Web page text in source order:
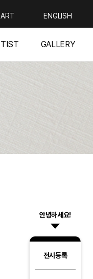
ENGLISH
GALLERY
안녕하세요!
전시등록